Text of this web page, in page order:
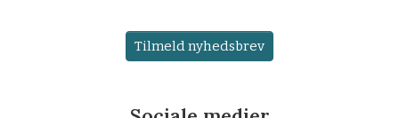
Tilmeld nyhedsbrev